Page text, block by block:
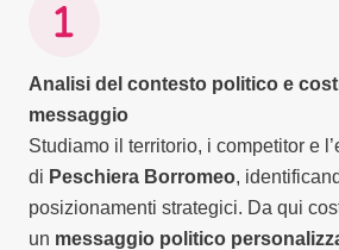
Analisi del contesto politico e
messaggio
Studiamo il territorio, i competitor e
di Peschiera Borromeo,
posizionamenti strategici. Da qui
un messaggio politico